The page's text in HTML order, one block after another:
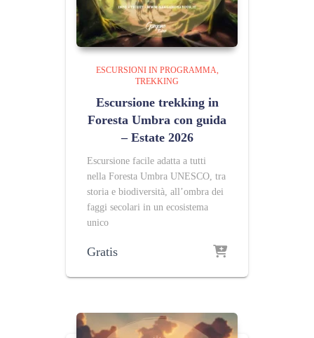
ESCURSIONI IN PROGRAMMA
TREKKING
Escursione trekking in
Foresta Umbra con guida
– Estate 2026
Escursione facile adatta a tutti
nella Foresta Umbra UNESCO, tra
storia e biodiversità, all’ombra dei
faggi secolari in un ecosistema
unico
Gratis